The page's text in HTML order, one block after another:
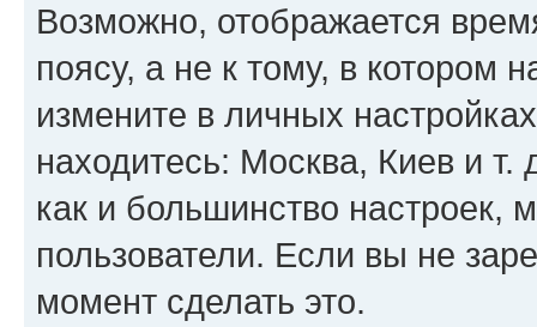
Возможно, отображается
поясу, а не к тому, в котором
измените в личных
находитесь: Москва, Киев и т.
как и большинство настроек,
пользователи. Если вы не
момент сделать это.